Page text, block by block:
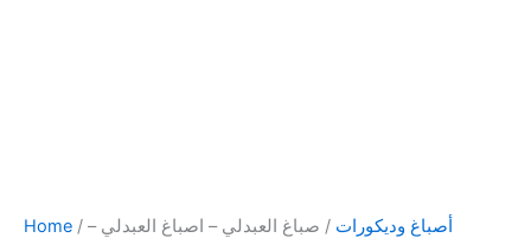
Home / أصباغ وديكورات / صباغ العبدلي – اصباغ العبدلي –